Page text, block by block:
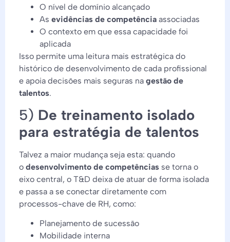
O nível de domínio alcançado
As evidências de competência associadas
O contexto em que essa capacidade foi
aplicada
Isso permite uma leitura mais estratégica do
histórico de desenvolvimento de cada profissional
e apoia decisões mais seguras na gestão de
talentos.
5) De treinamento isolado
para estratégia de talentos
Talvez a maior mudança seja esta: quando
o desenvolvimento de competências se torna o
eixo central, o T&D deixa de atuar de forma isolada
e passa a se conectar diretamente com
processos-chave de RH, como:
Planejamento de sucessão
Mobilidade interna